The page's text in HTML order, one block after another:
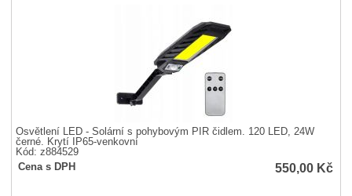
Osvětlení LED - Solární s pohybovým PIR čidlem. 120 LED, 24W
černé. Krytí IP65-venkovní
Kód: z884529
Cena s DPH
550,00 Kč